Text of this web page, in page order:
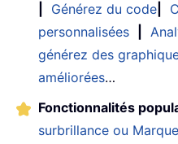
Générez du code
personnalisées
générez des
améliorées…
Fonctionnalités
surbrillance ou